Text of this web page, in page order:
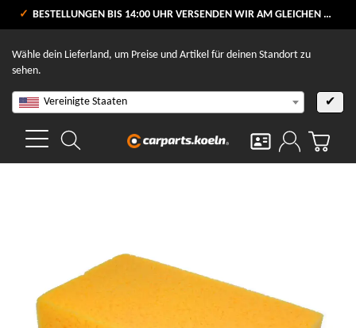
VERSANDKOSTENFREI AB 80 €
BESTELLUNGEN BIS 14:00 UHR VERSENDEN WIR AM GLEICHEN WERKTAG
Wähle dein Lieferland, um Preise und Artikel für deinen Standort zu
sehen.
Vereinigte Staaten ✔